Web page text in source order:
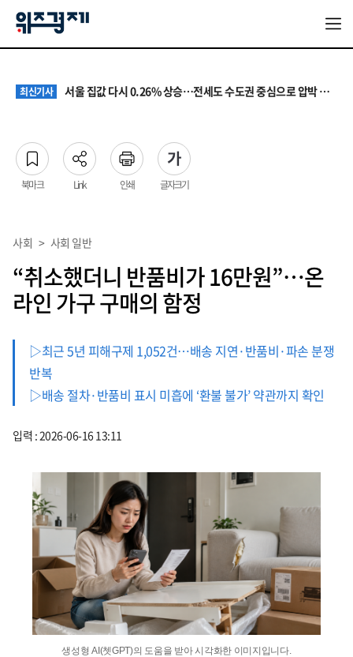
최신기사 서울 집값 다시 0.26% 상승…전세도 수도권 중심으로 압박 커져
최신기사 원·하청 교섭 갈등에 안전 지원 위축까지… 노란봉투법 불확실성 해법은
최신기사 청소년 혐오 표현, '처벌과 낙인'에서 '교양과 상식'으로
북마크 Link 인쇄 글자크기
사회 > 사회 일반
“취소했더니 반품비가 16만원”…온
라인 가구 구매의 함정
▷최근 5년 피해구제 1,052건…배송 지연·반품비·파손 분쟁
반복
▷배송 절차·반품비 표시 미흡에 ‘환불 불가’ 약관까지 확인
입력 : 2026-06-16 13:11
생성형 AI(쳇GPT)의 도움을 받아 시각화한 이미지입니다.